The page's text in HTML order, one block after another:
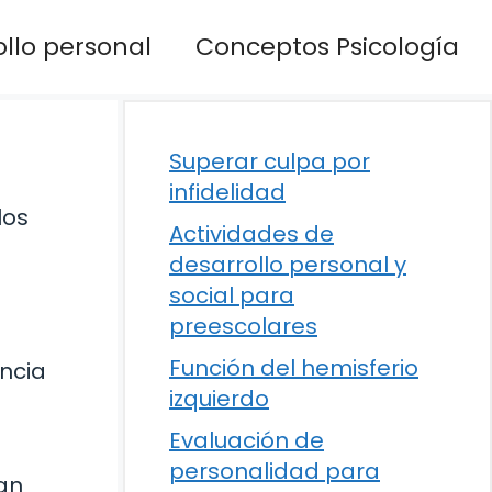
personal Conceptos Psicología
Superar culpa por
infidelidad
Actividades de
desarrollo personal y
social para
preescolares
Función del hemisferio
izquierdo
Evaluación de
personalidad para